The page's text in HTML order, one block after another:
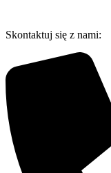
treści
Skontaktuj się z nami: